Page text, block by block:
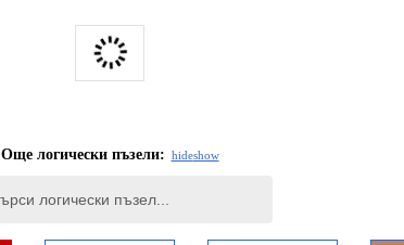
Още логически пъзели: hideshow